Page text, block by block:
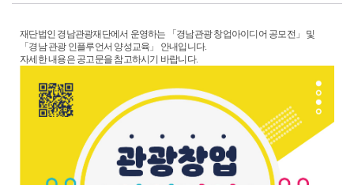
재단법인 경남관광재단에서 운영하는 「경남관광 창업아이디어 공모전」 및
「경남 관광 인플루언서 양성교육」 안내입니다.
자세한 내용은 공고문을 참고하시기 바랍니다.